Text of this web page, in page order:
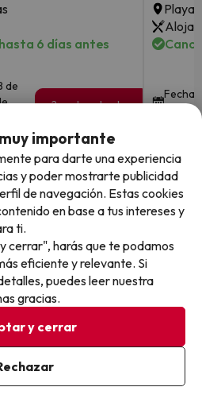
6 días antes
de
2 noches desde
Playa
de
los chollos
del grupo Viajes Para Ti S.L.U.
líder de viajes a la nieve en
buscador de hoteles con más
disponibles para
importante
para darte una experiencia
y poder mostrarte publicidad
de navegación. Estas cookies
en base a tus intereses y
ti.
cerrar", harás que te podamos
eficiente y relevante. Si
puedes leer nuestra
gracias.
y cerrar